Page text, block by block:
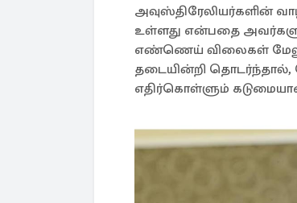
அவுஸ்திரேலியர்களின்
உள்ளது என்பதை
எண்ணெய் விலைகள்
தடையின்றி
எதிர்கொள்ளும்